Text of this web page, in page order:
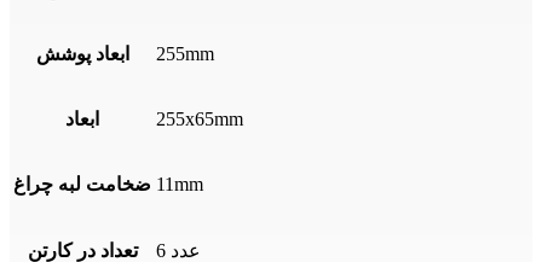
ابعاد پوشش 255mm
ابعاد 255x65mm
ضخامت لبه چراغ 11mm
تعداد در کارتن 6 عدد